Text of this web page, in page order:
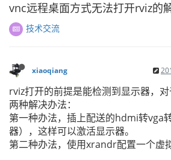
vnc远程桌面方式无法打开rviz的
技术交流
xiaoqiang
rviz打开的前提是能检测到显示器，
两种解决办法：
第一种办法，插上配送的hdmi转vga
器），这样可以激活显示器。
第二种办法，使用xrandr配置一个虚